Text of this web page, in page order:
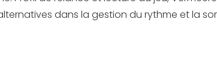
dans la gestion du rythme et la